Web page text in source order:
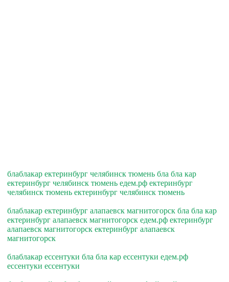
блаблакар ектеринбург челябинск тюмень бла бла кар
ектеринбург челябинск тюмень едем.рф ектеринбург
челябинск тюмень ектеринбург челябинск тюмень
блаблакар ектеринбург алапаевск магнитогорск бла бла кар
ектеринбург алапаевск магнитогорск едем.рф ектеринбург
алапаевск магнитогорск ектеринбург алапаевск
магнитогорск
блаблакар ессентуки бла бла кар ессентуки едем.рф
ессентуки ессентуки